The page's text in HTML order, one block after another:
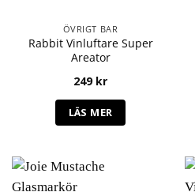
ÖVRIGT BAR
Rabbit Vinluftare Super
Areator
249 kr
LÄS MER